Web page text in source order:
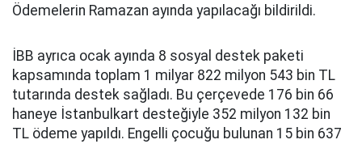
Ödemelerin Ramazan ayında yapılacağı bildirildi.
İBB ayrıca ocak ayında 8 sosyal destek paketi
kapsamında toplam 1 milyar 822 milyon 543 bin TL
tutarında destek sağladı. Bu çerçevede 176 bin 66
haneye İstanbulkart desteğiyle 352 milyon 132 bin
TL ödeme yapıldı. Engelli çocuğu bulunan 15 bin 637